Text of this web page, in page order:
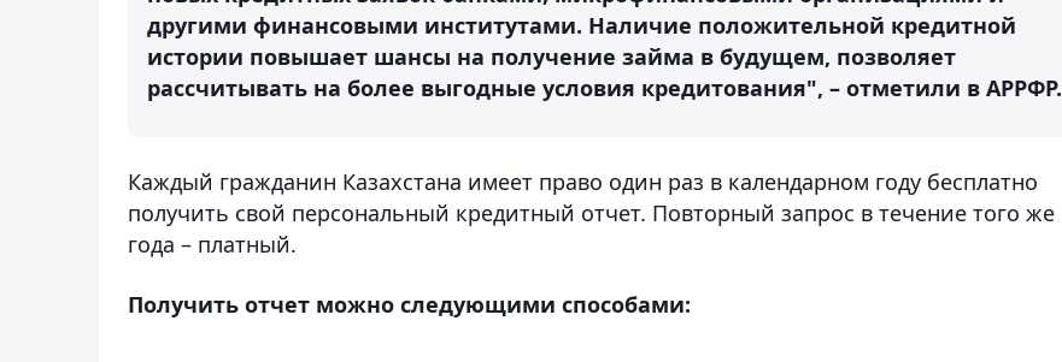
другими финансовыми институтами. Наличие положительной кредитной
истории повышает шансы на получение займа в будущем, позволяет
рассчитывать на более выгодные условия кредитования", – отметили в АРРФР.
Каждый гражданин Казахстана имеет право один раз в календарном году бесплатно
получить свой персональный кредитный отчет. Повторный запрос в течение того же
года – платный.
Получить отчет можно следующими способами: